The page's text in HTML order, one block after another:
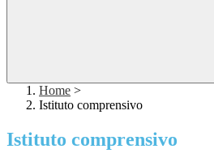
Home >
Istituto comprensivo
Istituto comprensivo